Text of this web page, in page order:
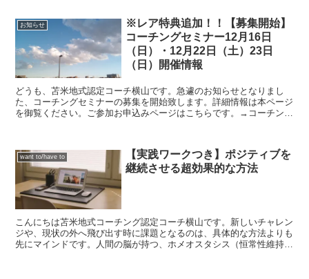
お知らせ
※レア特典追加！！【募集開始】
コーチングセミナー12月16日
（日）・12月22日（土）23日
（日）開催情報
どうも、苫米地式認定コーチ横山です。急遽のお知らせとなりまし
た、コーチングセミナーの募集を開始致します。詳細情報は本ページ
を御覧ください。ご参加お申込みページはこちらです。→コーチング
want to/have to
【実践ワークつき】ポジティブを
継続させる超効果的な方法
こんにちは苫米地式コーチング認定コーチ横山です。新しいチャレン
ジや、現状の外へ飛び出す時に課題となるのは、具体的な方法よりも
先にマインドです。人間の脳が持つ、ホメオスタシス（恒常性維持機